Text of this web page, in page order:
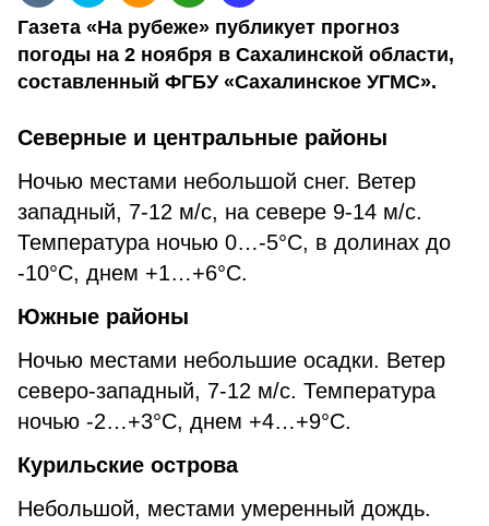
Газета «На рубеже» публикует прогноз
погоды на 2 ноября в Сахалинской области,
составленный ФГБУ «Сахалинское УГМС».
Северные и центральные районы
Ночью местами небольшой снег. Ветер
западный, 7-12 м/с, на севере 9-14 м/с.
Температура ночью 0…-5°С, в долинах до
-10°С, днем +1…+6°С.
Южные районы
Ночью местами небольшие осадки. Ветер
северо-западный, 7-12 м/с. Температура
ночью -2…+3°С, днем +4…+9°С.
Курильские острова
Небольшой, местами умеренный дождь.